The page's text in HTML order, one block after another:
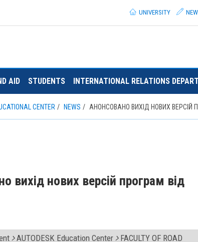
UNIVERSITY
AID STUDENTS INTERNATIONAL RELATIONS
CENTER NEWS АНОНСОВАНО ВИХІД НОВИХ ВЕРСІЙ
вихід нових версій програм від
AUTODESK Education Center FACULTY OF ROAD